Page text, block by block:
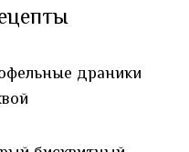
драники